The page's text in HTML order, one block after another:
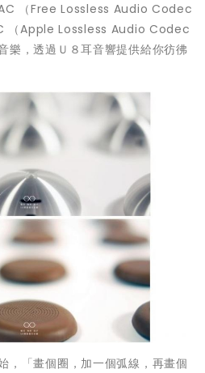
（Free Lossless Audio Codec
（Apple Lossless Audio Codec
樂，透過Ｕ８耳音響提供給你彷彿
，「畫個圈，加一個弧線，再畫個